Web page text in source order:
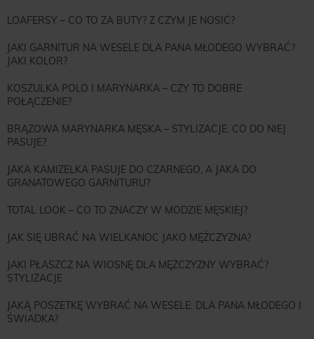
LOAFERSY – CO TO ZA BUTY? Z CZYM JE NOSIĆ?
JAKI GARNITUR NA WESELE DLA PANA MŁODEGO WYBRAĆ?
JAKI KOLOR?
KOSZULKA POLO I MARYNARKA – CZY TO DOBRE
POŁĄCZENIE?
BRĄZOWA MARYNARKA MĘSKA – STYLIZACJE. CO DO NIEJ
PASUJE?
JAKA KAMIZELKA PASUJE DO CZARNEGO, A JAKA DO
GRANATOWEGO GARNITURU?
TOTAL LOOK – CO TO ZNACZY W MODZIE MĘSKIEJ?
JAK SIĘ UBRAĆ NA WIELKANOC JAKO MĘŻCZYZNA?
JAKI PŁASZCZ NA WIOSNĘ DLA MĘŻCZYZNY WYBRAĆ?
STYLIZACJE
JAKĄ POSZETKĘ WYBRAĆ NA WESELE: DLA PANA MŁODEGO I
ŚWIADKA?